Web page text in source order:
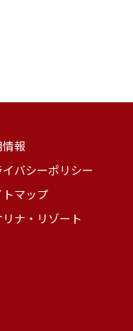
報
イバシーポリシー
トマップ
リナ・リゾート